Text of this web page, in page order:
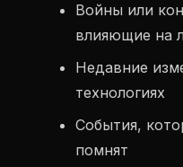
Войны или
влияющие на
Недавние
технологиях
События,
помнят